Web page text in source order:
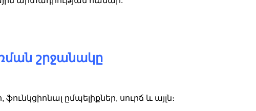
շրջանակը
ըմպելիքներ, սուրճ և այլն։